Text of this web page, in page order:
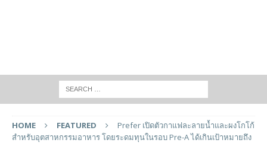
HOME FEATURED
Prefer เปิดตัวกาแฟละลายน้ำและผงโกโก้
สำหรับอุตสาหกรรมอาหาร โดยระดมทุนในรอบ Pre-A ได้เกินเป้าหมายถึง